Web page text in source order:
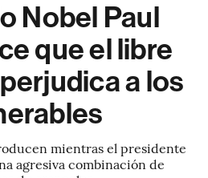
Nobel Paul
que el libre
a los
mientras el presidente
agresiva combinación de